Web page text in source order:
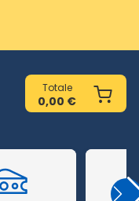
Totale
0,00 €